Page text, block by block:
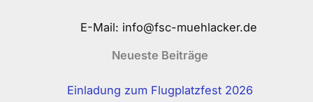
E-Mail: info@fsc-muehlacker.de
Neueste Beiträge
Einladung zum Flugplatzfest 2026